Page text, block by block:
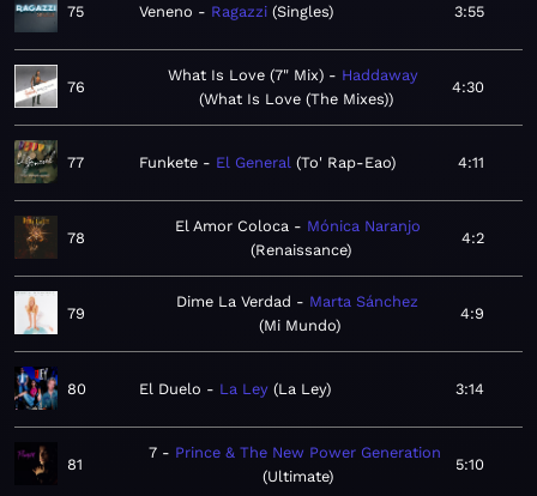
75 Veneno Ragazzi Singles 3:55
76
What Is Love (7" Mix)
Haddaway
What Is Love (The Mixes)
4:30
77 Funkete El General To' Rap-Eao 4:11
78
El Amor Coloca
Mónica Naranjo
Renaissance
4:2
79
Dime La Verdad
Marta Sánchez
Mi Mundo
4:9
80 El Duelo La Ley La Ley 3:14
81
7
Prince & The New Power Generation
Ultimate
5:10